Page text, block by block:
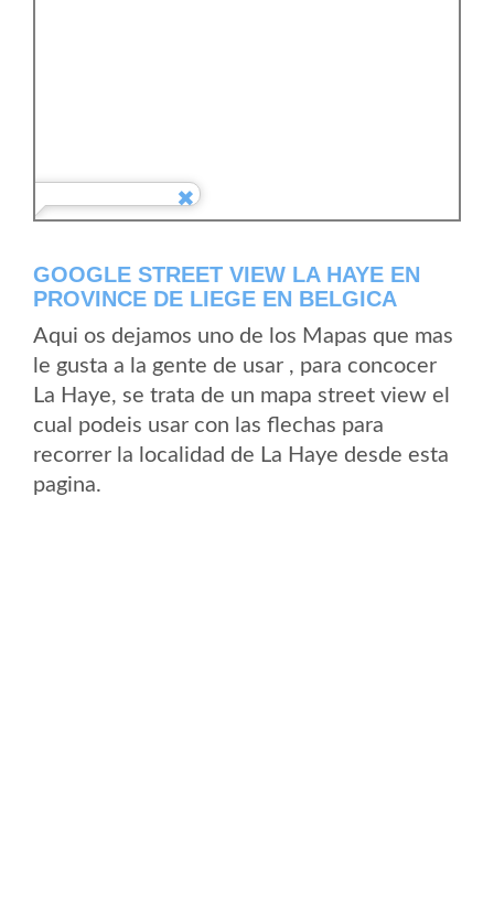
GOOGLE STREET VIEW LA HAYE EN
PROVINCE DE LIEGE EN BELGICA
Aqui os dejamos uno de los Mapas que mas
le gusta a la gente de usar , para concocer
La Haye, se trata de un mapa street view el
cual podeis usar con las flechas para
recorrer la localidad de La Haye desde esta
pagina.